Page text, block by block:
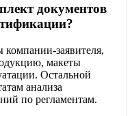
документов
компании-заявителя,
макеты
Остальной
анализа
по регламентам.